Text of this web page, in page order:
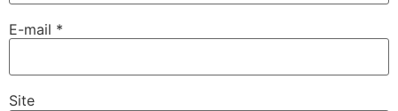
E-mail *
Site